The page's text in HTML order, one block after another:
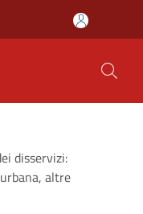
disservizi:
altre